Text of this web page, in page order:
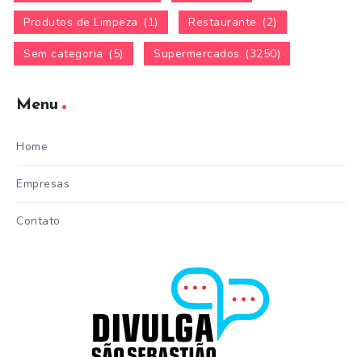
Produtos de Limpeza (1) Restaurante (2)
Sem categoria (5) Supermercados (3250)
Menu
Home
Empresas
Contato